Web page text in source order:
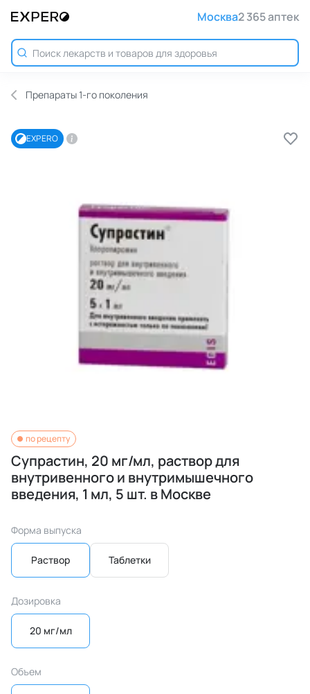
Москва2 365 аптек
Препараты 1-го поколения
EXPERO
по рецепту
Супрастин, 20 мг/мл, раствор для
внутривенного и внутримышечного
введения, 1 мл, 5 шт. в Москве
Форма выпуска
Раствор Таблетки
Дозировка
20 мг/мл
Объем